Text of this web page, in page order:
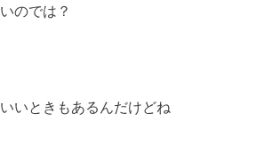
のでは？
いときもあるんだけどね